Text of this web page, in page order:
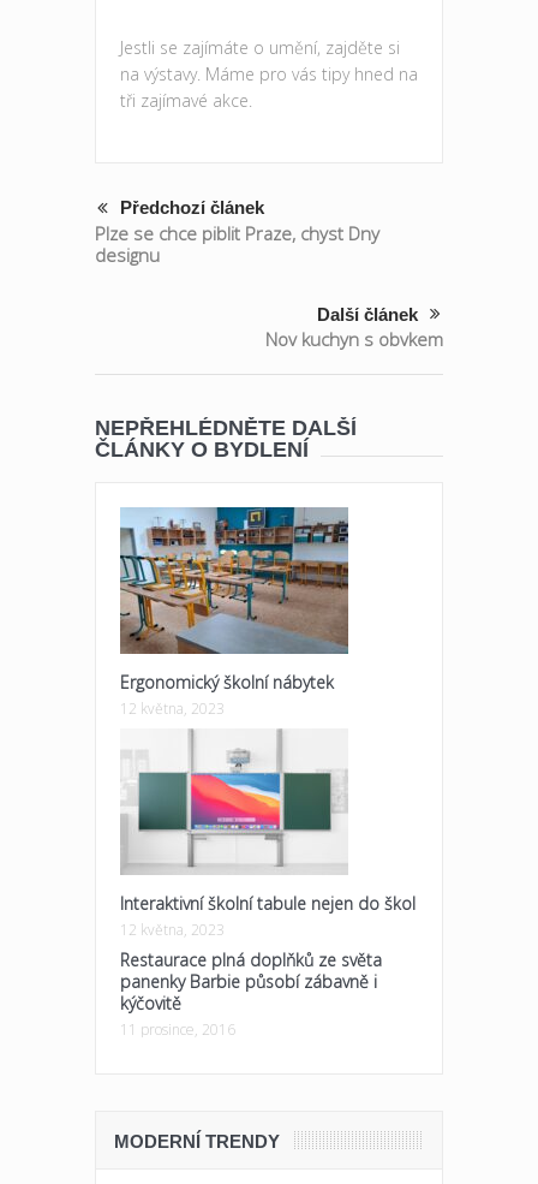
Jestli se zajímáte o umění, zajděte si
na výstavy. Máme pro vás tipy hned na
tři zajímavé akce.
Předchozí článek
Plze se chce piblit Praze, chyst Dny
designu
Další článek
Nov kuchyn s obvkem
NEPŘEHLÉDNĚTE DALŠÍ
ČLÁNKY O BYDLENÍ
Ergonomický školní nábytek
12 května, 2023
Interaktivní školní tabule nejen do škol
12 května, 2023
Restaurace plná doplňků ze světa
panenky Barbie působí zábavně i
kýčovitě
11 prosince, 2016
MODERNÍ TRENDY